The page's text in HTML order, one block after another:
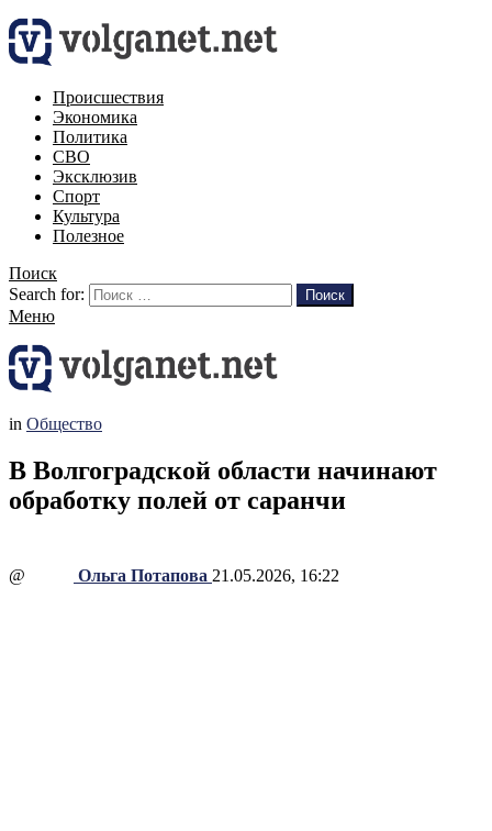
Происшествия
Экономика
Политика
СВО
Эксклюзив
Спорт
Культура
Полезное
Поиск
Search for:
Поиск
Меню
in Общество
В Волгоградской области начинают
обработку полей от саранчи
@ Ольга Потапова 21.05.2026, 16:22